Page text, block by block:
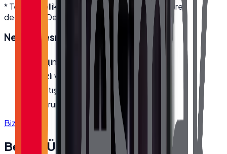
* Teknik özellikler üretici kaynaklıdır; modele göre
değişebilir. Detaylı bilgi için bize ulaşın.
Neden Desmak
Orijinal, garantili ürün
Hızlı ve güvenli kargo
Satış öncesi/sonrası teknik destek
Kurumsal fatura · bayi fiyatları
Bize Ulaşın
Benzer Ürünler